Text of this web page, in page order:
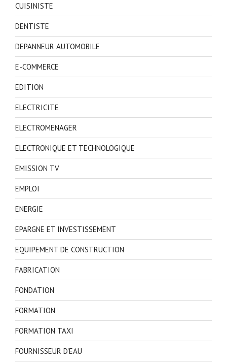
CUISINISTE
DENTISTE
DEPANNEUR AUTOMOBILE
E-COMMERCE
EDITION
ELECTRICITE
ELECTROMENAGER
ELECTRONIQUE ET TECHNOLOGIQUE
EMISSION TV
EMPLOI
ENERGIE
EPARGNE ET INVESTISSEMENT
EQUIPEMENT DE CONSTRUCTION
FABRICATION
FONDATION
FORMATION
FORMATION TAXI
FOURNISSEUR D'EAU